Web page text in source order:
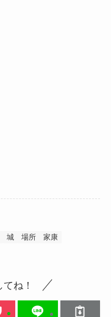
城 場所
家康
ね！